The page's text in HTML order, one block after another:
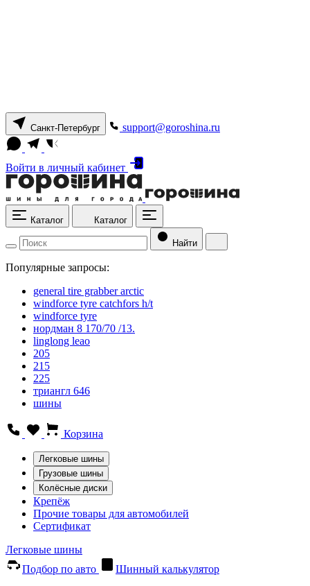
Санкт-Петербург support@goroshina.ru
Войти в личный кабинет
Каталог Каталог
Найти
Популярные запросы:
general tire grabber arctic
windforce tyre catchfors h/t
windforce tyre
нордман 8 170/70 /13.
linglong leao
205
215
225
триангл 646
шины
Корзина
Легковые шины
Грузовые шины
Колёсные диски
Крепёж
Прочие товары для автомобилей
Сертификат
Легковые шины
Подбор по авто
Шинный калькулятор